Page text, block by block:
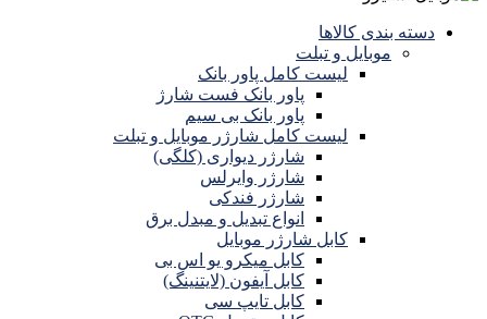
دسته بندی کالاها
موبایل و تبلت
لیست کامل پاور بانک
پاور بانک فست شارژ
پاور بانک بی سیم
لیست کامل شارژر موبایل و تبلت
شارژر دیواری (کلگی)
شارژر وایرلس
شارژر فندکی
انواع تبدیل و مبدل برق
کابل شارژر موبایل
کابل میکرو یو اس بی
کابل آیفون (لایتنینگ)
کابل تایپ سی